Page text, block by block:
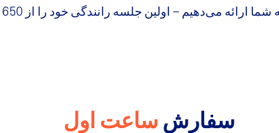
سفارش ساعت اول